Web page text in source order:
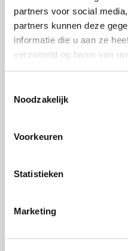
partners voor social
partners kunnen deze
informatie die u aan ze
verzameld op basis van
Noodzakelijk
Voorkeuren
Statistieken
Marketing
te laten opstijven.
Serveren
Stap 1:
Voeg wat rookhout toe
Stap 3: